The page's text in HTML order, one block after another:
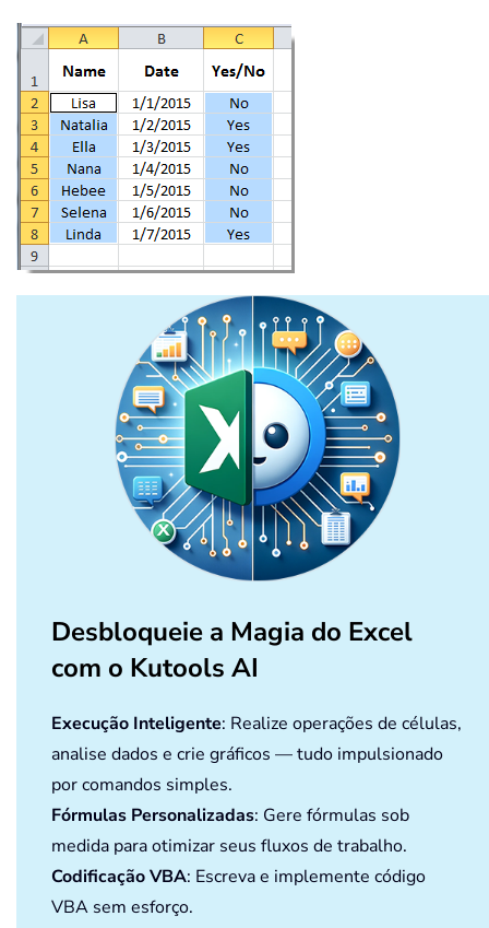
Desbloqueie a Magia do Excel
com o Kutools AI
Execução Inteligente: Realize operações de células,
analise dados e crie gráficos — tudo impulsionado
por comandos simples.
Fórmulas Personalizadas: Gere fórmulas sob
medida para otimizar seus fluxos de trabalho.
Codificação VBA: Escreva e implemente código
VBA sem esforço.